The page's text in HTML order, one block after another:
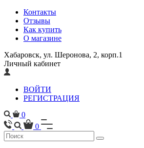
Контакты
Отзывы
Как купить
О магазине
Хабаровск, ул. Шеронова, 2, корп.1
Личный кабинет
ВОЙТИ
РЕГИСТРАЦИЯ
0
0